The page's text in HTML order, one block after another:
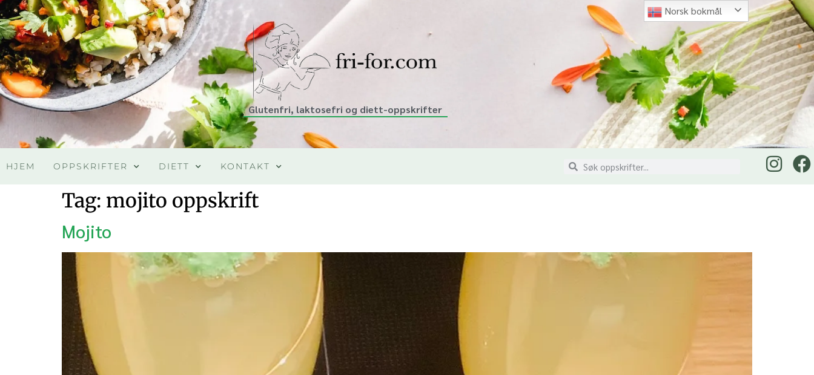
Glutenfri, laktosefri og diett-oppskrifter
HJEM OPPSKRIFTER DIETT KONTAKT
Tag: mojito oppskrift
Mojito
Norsk bokmål